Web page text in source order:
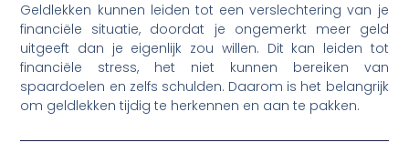
Geldlekken kunnen leiden tot een verslechtering van je
financiële situatie, doordat je ongemerkt meer geld
uitgeeft dan je eigenlijk zou willen. Dit kan leiden tot
financiële stress, het niet kunnen bereiken van
spaardoelen en zelfs schulden. Daarom is het belangrijk
om geldlekken tijdig te herkennen en aan te pakken.